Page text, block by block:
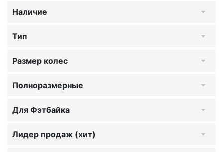
Наличие
Тип
Размер колес
Полноразмерные
Для Фэтбайка
Лидер продаж (хит)